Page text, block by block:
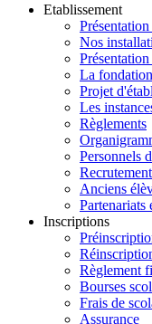
Etablissement
Nos
La fondation
Projet
Les
Règlements
Personnels
Recrutement
Anciens
Partenariats
Inscriptions
Règlement
Bourses
Frais de
Assurance